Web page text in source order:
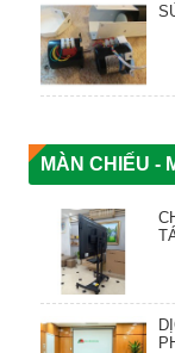
MÀN CHIẾU -